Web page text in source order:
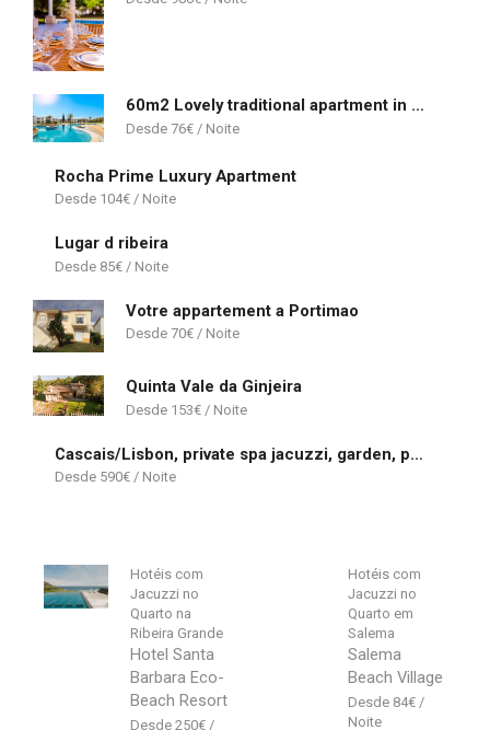
60m2 Lovely traditional apartment in Clube Albufeira
76€
Rocha Prime Luxury Apartment
104€
Lugar d ribeira
85€
Votre appartement a Portimao
70€
Quinta Vale da Ginjeira
153€
Cascais/Lisbon, private spa jacuzzi, garden, pool & barbecue beach House
590€
Hotéis com
Jacuzzi no
Quarto na
Ribeira Grande
Hotel Santa
Barbara Eco-
Beach Resort
250€
Hotéis com
Jacuzzi no
Quarto em
Salema
Salema
Beach Village
84€